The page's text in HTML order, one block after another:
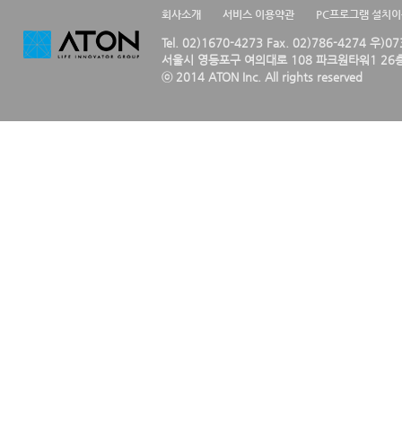
회사소개 서비스 이용약관 PC프로그램 설치
Tel. 02)1670-4273 Fax. 02)786-4274 우
서울시 영등포구 여의대로 108 파크원타워1 26
ⓒ 2014 ATON Inc. All rights reserved